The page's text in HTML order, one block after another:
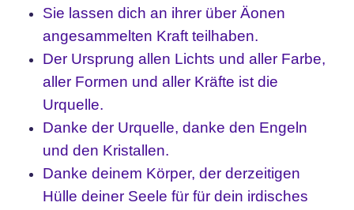
Sie lassen dich an ihrer über Äonen
angesammelten Kraft teilhaben.
Der Ursprung allen Lichts und aller Farbe,
aller Formen und aller Kräfte ist die
Urquelle.
Danke der Urquelle, danke den Engeln
und den Kristallen.
Danke deinem Körper, der derzeitigen
Hülle deiner Seele für für dein irdisches